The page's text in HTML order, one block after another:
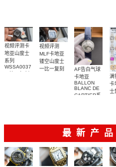
视频评测卡
地亚山度士
系列
WSSA0037
视频评测
MLF卡地亚
镂空山度士
一比一复刻
AF告白气球
卡地亚
BALLON
BLANC DE
CARTIER系
满
卡
士
最新产